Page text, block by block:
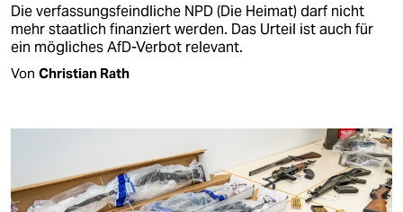
Die verfassungsfeindliche NPD (Die Heimat) darf nicht
mehr staatlich finanziert werden. Das Urteil ist auch für
ein mögliches AfD-Verbot relevant.
Von Christian Rath